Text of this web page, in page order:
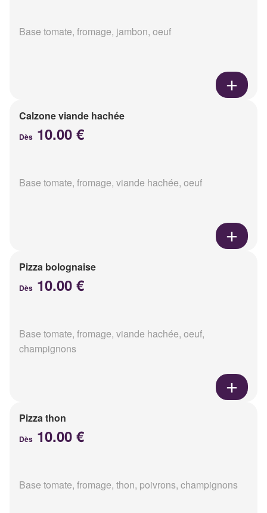
Base tomate, fromage, jambon, oeuf
Calzone viande hachée
Dès 10.00 €
Base tomate, fromage, viande hachée, oeuf
Pizza bolognaise
Dès 10.00 €
Base tomate, fromage, viande hachée, oeuf,
champignons
Pizza thon
Dès 10.00 €
Base tomate, fromage, thon, poivrons, champignons